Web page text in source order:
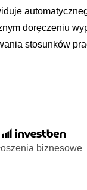
doręczeniu
stosunków
biznesowe